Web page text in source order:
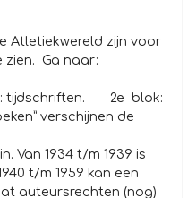
Atletiekwereld zijn voor
zien. Ga naar:
tijdschriften. 2e blok:
verschijnen de
Van 1934 t/m 1939 is
t/m 1959 kan een
auteursrechten (nog)